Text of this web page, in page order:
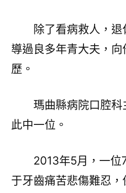
除了看病救人，
導過良多年青大夫，
歷。
瑪曲縣病院口腔
此中一位。
2013年5月，一位
于牙齒痛苦悲傷難忍